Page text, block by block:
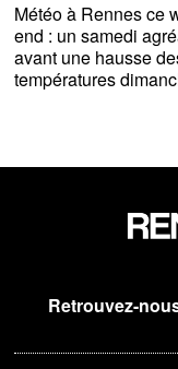
Météo à Rennes ce
end : un samedi
avant une hausse
températures
Retrouvez-